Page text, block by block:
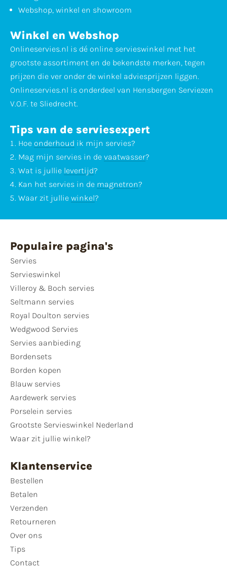
Webshop, winkel en showroom
Winkel en Webshop
Onlineservies.nl is dé online servieswinkel met het
grootste assortiment en de bekendste merken, tegen
prijzen die ver onder de winkel adviesprijzen liggen.
Onlineservies.nl is onderdeel van Hensbergen Serviezen
V.O.F. te Sliedrecht.
Tips van de serviesexpert
Hoe onderhoud ik mijn servies?
Mag mijn servies in de vaatwasser?
Wat is jullie levertijd?
Kan het servies in de magnetron?
Waar zit jullie winkel?
Populaire pagina's
Servies
Servieswinkel
Villeroy & Boch servies
Seltmann servies
Royal Doulton servies
Wedgwood Servies
Servies aanbieding
Bordensets
Borden kopen
Blauw servies
Aardewerk servies
Porselein servies
Grootste Servieswinkel Nederland
Waar zit jullie winkel?
Klantenservice
Bestellen
Betalen
Verzenden
Retourneren
Over ons
Tips
Contact